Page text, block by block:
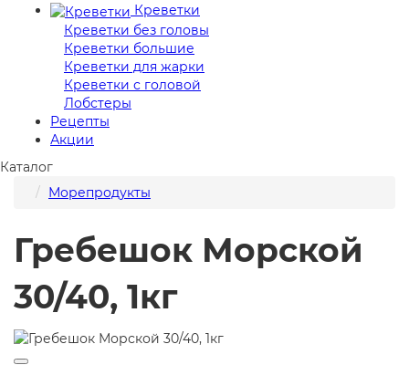
Креветки
Креветки без головы
Креветки большие
Креветки для жарки
Креветки с головой
Лобстеры
Рецепты
Акции
Каталог
Морепродукты
Гребешок Морской
30/40, 1кг